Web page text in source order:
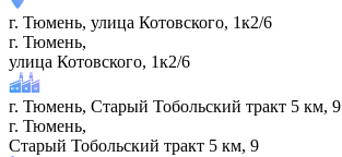
г. Тюмень, улица Котовского, 1к2/6
г. Тюмень,
улица Котовского, 1к2/6
г. Тюмень, Старый Тобольский тракт 5 км, 9
г. Тюмень,
Старый Тобольский тракт 5 км, 9